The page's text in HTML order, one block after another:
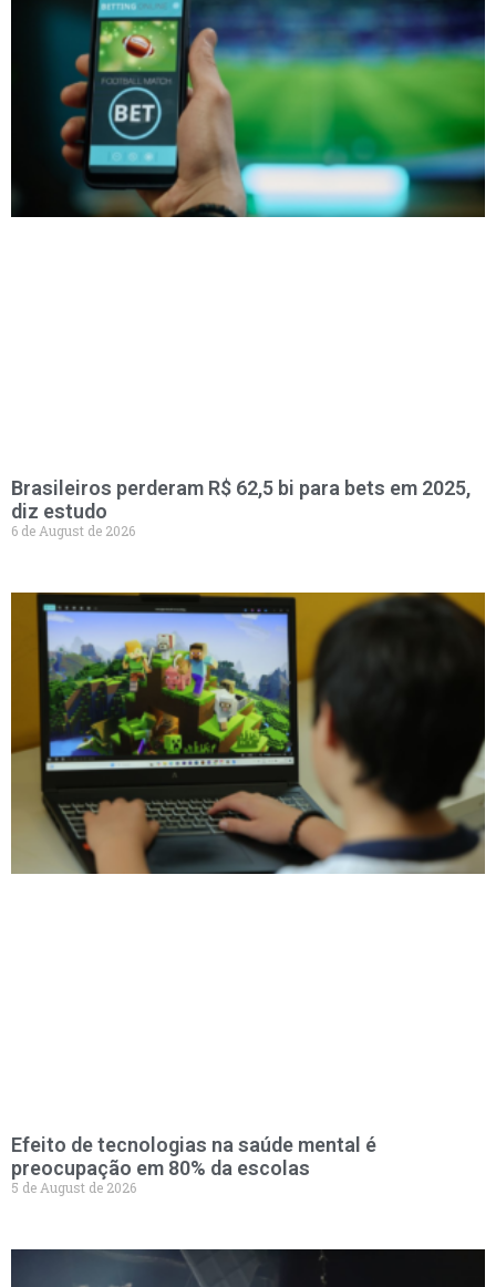
Brasileiros perderam R$ 62,5 bi para bets em 2025,
diz estudo
6 de August de 2026
Efeito de tecnologias na saúde mental é
preocupação em 80% da escolas
5 de August de 2026